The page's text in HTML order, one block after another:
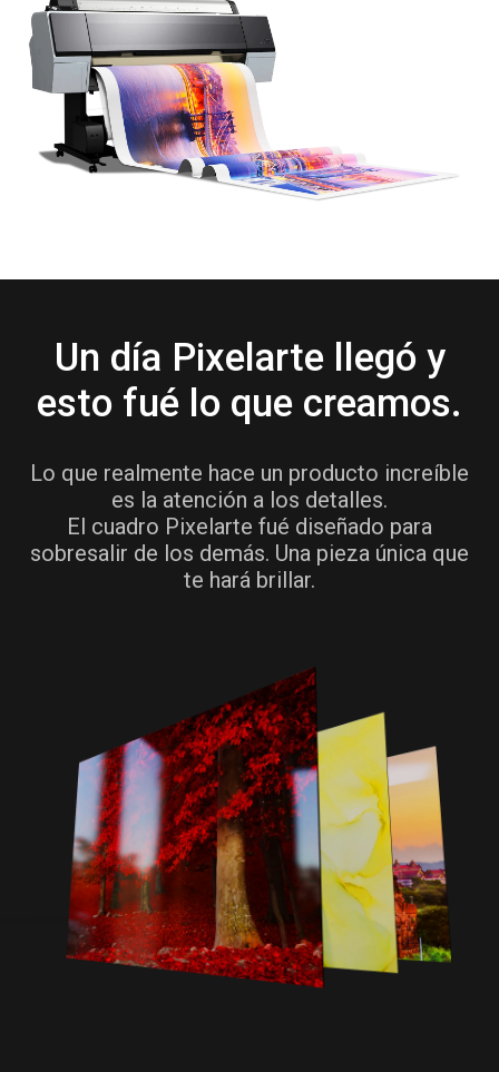
Un día Pixelarte llegó y
esto fué lo que creamos.
Lo que realmente hace un producto increíble
es la atención a los detalles.
El cuadro Pixelarte fué diseñado para
sobresalir de los demás. Una pieza única que
te hará brillar.